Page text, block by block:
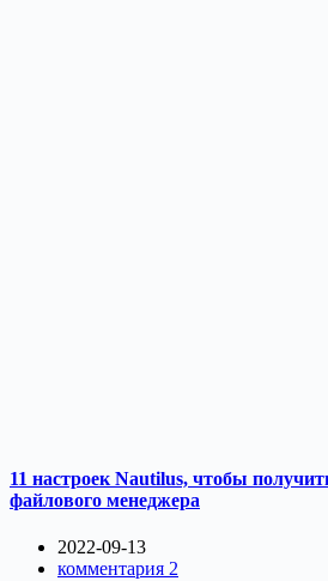
11 настроек Nautilus, чтобы
файлового менеджера
2022-09-13
комментария 2